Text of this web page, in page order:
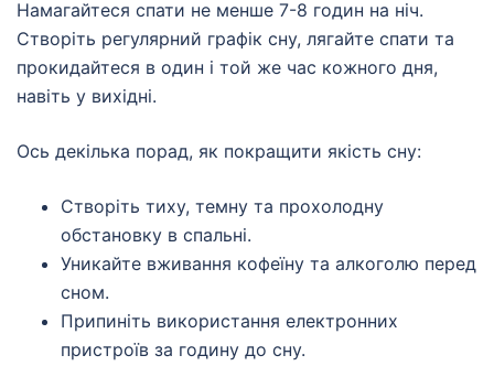
Намагайтеся спати не менше 7-8 годин на ніч.
Створіть регулярний графік сну, лягайте спати та
прокидайтеся в один і той же час кожного дня,
навіть у вихідні.
Ось декілька порад, як покращити якість сну:
Створіть тиху, темну та прохолодну
обстановку в спальні.
Уникайте вживання кофеїну та алкоголю перед
сном.
Припиніть використання електронних
пристроїв за годину до сну.